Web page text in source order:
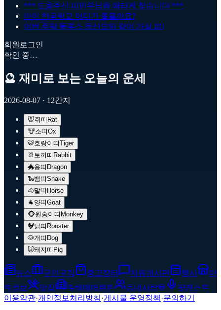
*** 도움주신 이민우님을 애타게 찾습니다 ***
아이 한국학교 어디가 좋을까요?
이번 주말 둘루스 등산모임 같이 가실 분!
회원로그인
확인 중…
🔮 재미로 보는 오늘의 운세
2026-08-07 · 12간지
🐭쥐띠 Rat
🐮소띠Ox
🐯호랑이띠Tiger
🐰 토끼띠 Rabbit
🐲용띠 Dragon
🐍뱀띠Snake
🐴말띠 Horse
🐐 양띠Goat
🐵원숭이띠 Monkey
🐓닭띠 Rooster
🐶개띠 Dog
🐷돼지띠 Pig
뉴스 구인구직 중고장터 자유게시판 행사
마
트정보
맛집 주택매매렌트 동네사람들
팟캐스트
이용약관·개인정보처리방침·게시물 운영정책·문의하기